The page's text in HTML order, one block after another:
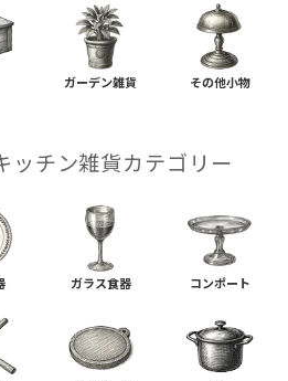
ガーデン雑貨 その他小物
ッチン雑貨カテゴリー
ガラス食器 コンポート